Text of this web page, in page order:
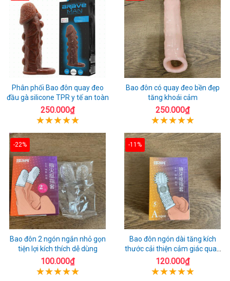
Phân phối Bao đôn quay đeo
đầu gà silicone TPR y tế an toàn
250.000₫
Bao đôn có quay đeo bền đẹp
tăng khoái cảm
250.000₫
-22%
Bao đôn 2 ngón ngắn nhỏ gọn
tiện lợi kích thích dễ dùng
100.000₫
-11%
Bao đôn ngón dài tăng kích
thước cải thiện cảm giác quan
hệ
120.000₫